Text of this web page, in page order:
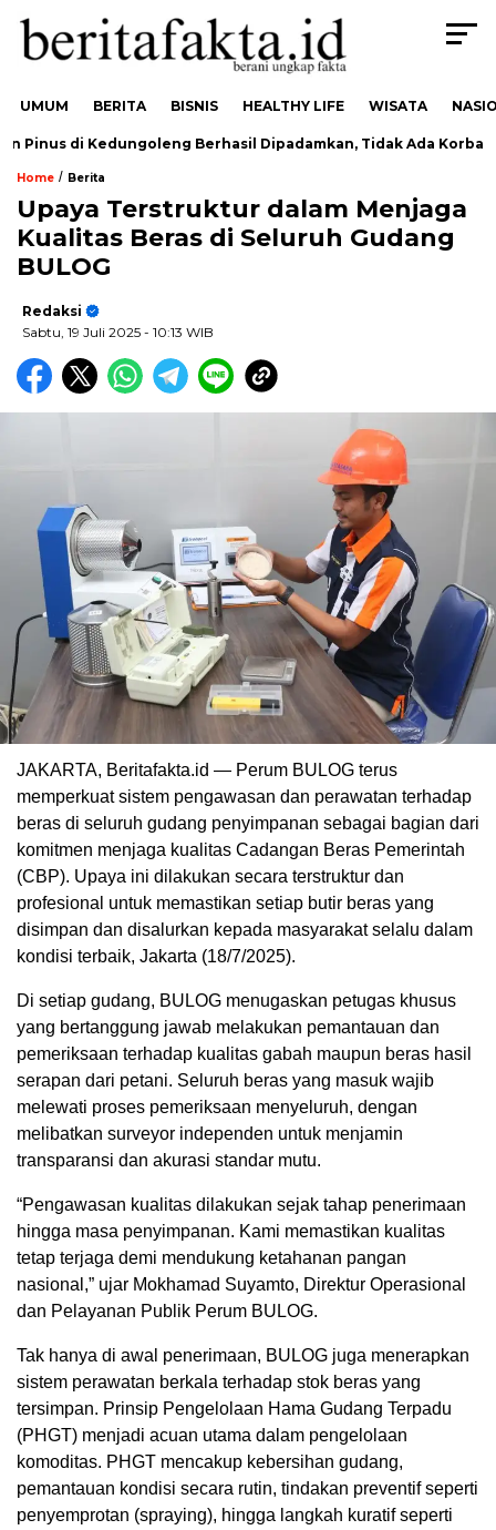
UMUM BERITA BISNIS HEALTHY LIFE WISATA
di Kedungoleng Berhasil Dipadamkan, Tidak Ada Korban
Home / Berita
Upaya Terstruktur dalam Menjaga
Kualitas Beras di Seluruh Gudang
BULOG
Redaksi
Sabtu, 19 Juli 2025 - 10:13 WIB
JAKARTA, Beritafakta.id — Perum BULOG terus
memperkuat sistem pengawasan dan perawatan terhadap
beras di seluruh gudang penyimpanan sebagai bagian dari
komitmen menjaga kualitas Cadangan Beras Pemerintah
(CBP). Upaya ini dilakukan secara terstruktur dan
profesional untuk memastikan setiap butir beras yang
disimpan dan disalurkan kepada masyarakat selalu dalam
kondisi terbaik, Jakarta (18/7/2025).
Di setiap gudang, BULOG menugaskan petugas khusus
yang bertanggung jawab melakukan pemantauan dan
pemeriksaan terhadap kualitas gabah maupun beras hasil
serapan dari petani. Seluruh beras yang masuk wajib
melewati proses pemeriksaan menyeluruh, dengan
melibatkan surveyor independen untuk menjamin
transparansi dan akurasi standar mutu.
“Pengawasan kualitas dilakukan sejak tahap penerimaan
hingga masa penyimpanan. Kami memastikan kualitas
tetap terjaga demi mendukung ketahanan pangan
nasional,” ujar Mokhamad Suyamto, Direktur Operasional
dan Pelayanan Publik Perum BULOG.
Tak hanya di awal penerimaan, BULOG juga menerapkan
sistem perawatan berkala terhadap stok beras yang
tersimpan. Prinsip Pengelolaan Hama Gudang Terpadu
(PHGT) menjadi acuan utama dalam pengelolaan
komoditas. PHGT mencakup kebersihan gudang,
pemantauan kondisi secara rutin, tindakan preventif seperti
penyemprotan (spraying), hingga langkah kuratif seperti